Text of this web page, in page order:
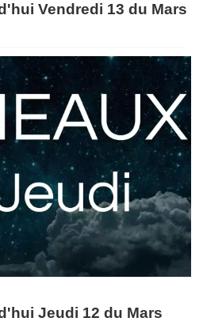
Vendredi 13 du Mars
Jeudi 12 du Mars